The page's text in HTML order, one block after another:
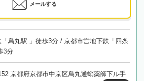
メールする
「烏丸駅 」徒歩3分 / 京都市営地下鉄「四条
3分
京都府京都市中京区烏丸通蛸薬師下ル手